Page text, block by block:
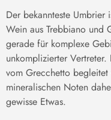
Der bekannteste
Wein aus Trebbiano und
gerade für komplexe
unkomplizierter
vom Grecchetto
mineralischen Noten
gewisse Etwas.